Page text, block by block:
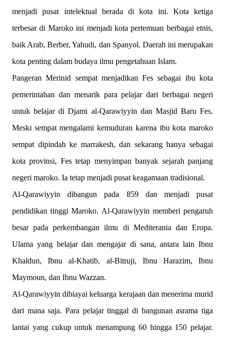
menjadi pusat intelektual berada di kota ini. Kota ketiga
terbesar di Maroko ini menjadi kota pertemuan berbagai etnis,
baik Arab, Berber, Yahudi, dan Spanyol. Daerah ini merupakan
kota penting dalam budaya ilmu pengetahuan Islam.
Pangeran Merinid sempat menjadikan Fes sebagai ibu kota
pemerintahan dan menarik para pelajar dari berbagai negeri
untuk belajar di Djami al-Qarawiyyin dan Masjid Baru Fes.
Meski sempat mengalami kemuduran karena ibu kota maroko
sempat dipindah ke marrakesh, dan sekarang hanya sebagai
kota provinsi, Fes tetap menyimpan banyak sejarah panjang
negeri maroko. Ia tetap menjadi pusat keagamaan tradisional.
Al-Qarawiyyin dibangun pada 859 dan menjadi pusat
pendidikan tinggi Maroko. Al-Qarawiyyin memberi pengaruh
besar pada perkembangan ilmu di Mediterania dan Eropa.
Ulama yang belajar dan mengajar di sana, antara lain Ibnu
Khaldun, Ibnu al-Khatib, al-Bitruji, Ibnu Harazim, Ibnu
Maymoun, dan Ibnu Wazzan.
Al-Qarawiyyin dibiayai keluarga kerajaan dan menerima murid
dari mana saja. Para pelajar tinggal di bangunan asrama tiga
lantai yang cukup untuk menampung 60 hingga 150 pelajar.